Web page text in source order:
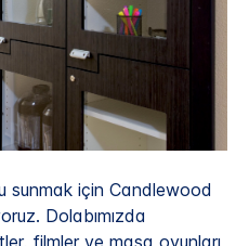
için Candlewood
Dolabımızda